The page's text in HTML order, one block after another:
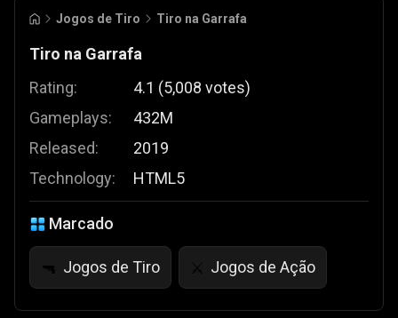
Jogos de Tiro Tiro na Garrafa
Tiro na Garrafa
Rating:
Gameplays:
Released:
Technology:
4.1 (5,008 votes)
432M
2019
HTML5
Marcado
🔫 Jogos de Tiro ⚔️ Jogos de Ação